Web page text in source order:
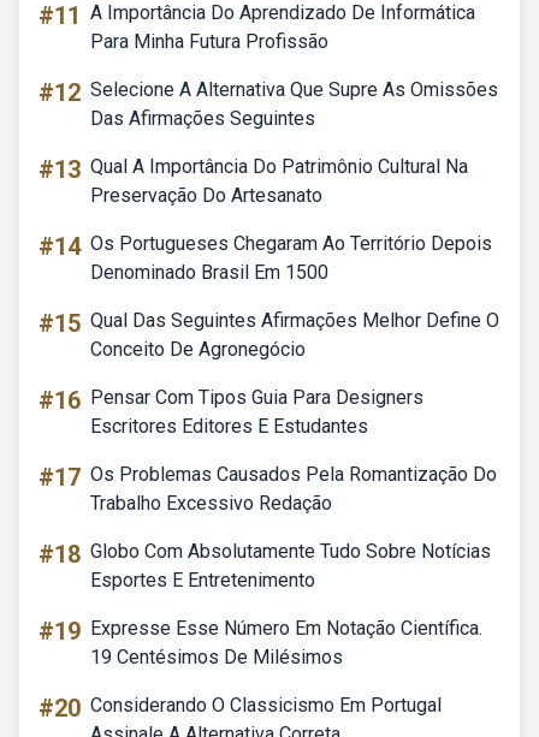
#11 A Importância Do Aprendizado De Informática
Para Minha Futura Profissão
#12 Selecione A Alternativa Que Supre As Omissões
Das Afirmações Seguintes
#13 Qual A Importância Do Patrimônio Cultural Na
Preservação Do Artesanato
#14 Os Portugueses Chegaram Ao Território Depois
Denominado Brasil Em 1500
#15 Qual Das Seguintes Afirmações Melhor Define O
Conceito De Agronegócio
#16 Pensar Com Tipos Guia Para Designers
Escritores Editores E Estudantes
#17 Os Problemas Causados Pela Romantização Do
Trabalho Excessivo Redação
#18 Globo Com Absolutamente Tudo Sobre Notícias
Esportes E Entretenimento
#19 Expresse Esse Número Em Notação Científica.
19 Centésimos De Milésimos
#20 Considerando O Classicismo Em Portugal